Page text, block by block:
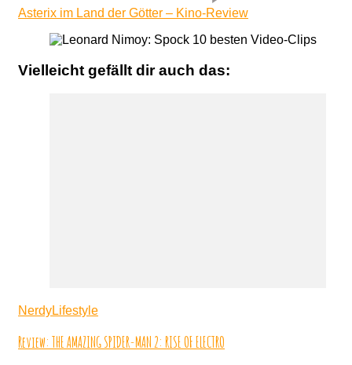
Asterix im Land der Götter – Kino-Review
Vielleicht gefällt dir auch das:
NerdyLifestyle
Review: THE AMAZING SPIDER-MAN 2: RISE OF ELECTRO